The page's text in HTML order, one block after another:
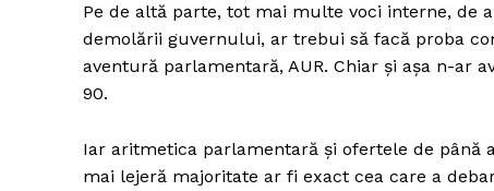
Pe de altă parte, tot mai multe voci interne, de
demolării guvernului, ar trebui să facă proba
aventură parlamentară, AUR. Chiar și așa n-ar
90.
Iar aritmetica parlamentară și ofertele de
mai lejeră majoritate ar fi exact cea care a